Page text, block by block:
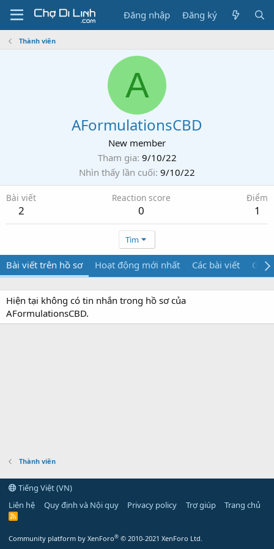
Đăng nhập Đăng ký
Thành viên
A
AFormulationsCBD
New member
Tham gia 9/10/22
Nhìn thấy lần cuối 9/10/22
Bài viết
2
Reaction score
0
Điểm
1
Tìm
Bài viết trên hồ sơ Hoạt động mới nhất Các bài viết Giới
Hiện tại không có tin nhắn trong hồ sơ của
AFormulationsCBD.
Thành viên
Tiếng Việt (VN)
Liên hệ
Quy định và Nội quy Privacy policy Trợ giúp Trang chủ
R
Community platform by XenForo® © 2010-2021 XenForo Ltd.